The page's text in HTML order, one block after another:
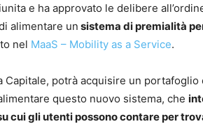
e ha approvato le delibere
alimentare un sistema di premialità
nel MaaS – Mobility as a Service.
Capitale, potrà acquisire un
questo nuovo sistema, che
cui gli utenti possono contare per